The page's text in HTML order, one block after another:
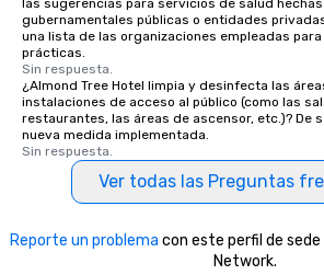
las sugerencias para servicios de salud
gubernamentales públicas o entidades
una lista de las organizaciones empleadas
prácticas.
Sin respuesta.
¿Almond Tree Hotel limpia y desinfecta las
instalaciones de acceso al público (como las
restaurantes, las áreas de ascensor, etc.)? De
nueva medida implementada.
Sin respuesta.
Ver todas las Preguntas
Reporte un problema con este perfil de
Network.